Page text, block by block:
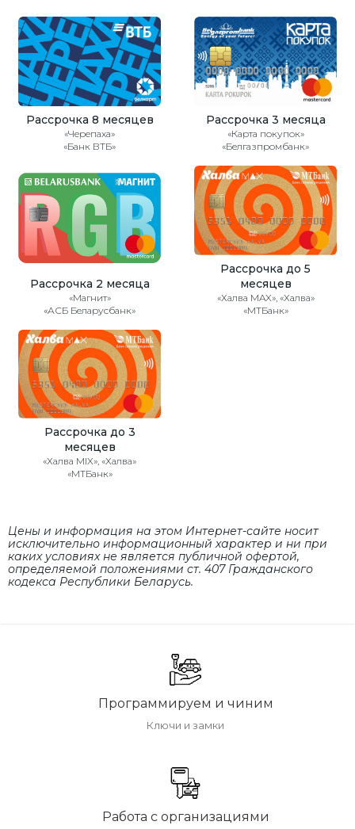
Рассрочка 8 месяцев
«Черепаха»
«Банк ВТБ»
Рассрочка 3 месяца
«Карта покупок»
«Белгазпромбанк»
Рассрочка 2 месяца
«Магнит»
«АСБ Беларусбанк»
Рассрочка до 5
месяцев
«Халва MAX», «Халва»
«МТБанк»
Рассрочка до 3
месяцев
«Халва MIX», «Халва»
«МТБанк»
Цены и информация на этом Интернет-сайте носит
исключительно информационный характер и ни при
каких условиях не является публичной офертой,
определяемой положениями cт. 407 Гражданского
кодекса Республики Беларусь.
Программируем и чиним
Ключи и замки
Работа с организациями